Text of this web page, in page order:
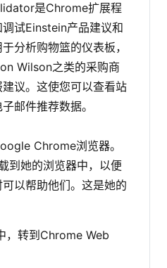
是Chrome扩展程
试Einstein产品建议和
分析购物篮的仪表板，
Wilson之类的采购商
议。这使您可以查看站
邮件推荐数据。
Chrome浏览器。
到她的浏览器中，以便
以帮助他们。这是她的
，转到 Chrome Web